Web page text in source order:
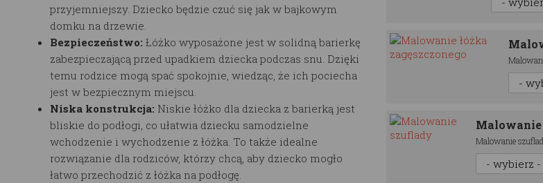
przyjemniejszy. Dziecko będzie czuć się jak w bajkowym
domku na drzewie.
Bezpieczeństwo: Łóżko wyposażone jest w solidną barierkę
zabezpieczającą przed upadkiem dziecka podczas snu. Dzięki
temu rodzice mogą spać spokojnie, wiedząc, że ich pociecha
jest w bezpiecznym miejscu.
Niska konstrukcja: Niskie łóżko dla dziecka z barierką jest
bliskie do podłogi, co ułatwia dziecku samodzielne
wchodzenie i wychodzenie z łóżka. To także idealne
rozwiązanie dla rodziców, którzy chcą, aby dziecko mogło
łatwo przechodzić z łóżka na podłogę.
Malowanie